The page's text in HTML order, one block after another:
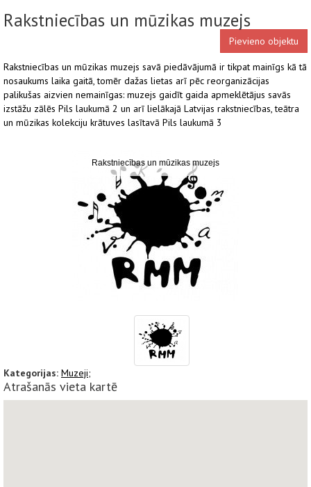
Rakstniecības un mūzikas muzejs
Pievieno objektu
Rakstniecības un mūzikas muzejs savā piedāvājumā ir tikpat mainīgs kā tā
nosaukums laika gaitā, tomēr dažas lietas arī pēc reorganizācijas
palikušas aizvien nemainīgas: muzejs gaidīt gaida apmeklētājus savās
izstāžu zālēs Pils laukumā 2 un arī lielākajā Latvijas rakstniecības, teātra
un mūzikas kolekciju krātuves lasītavā Pils laukumā 3
Rakstniecības un mūzikas muzejs
Kategorijas: Muzeji;
Atrašanās vieta kartē